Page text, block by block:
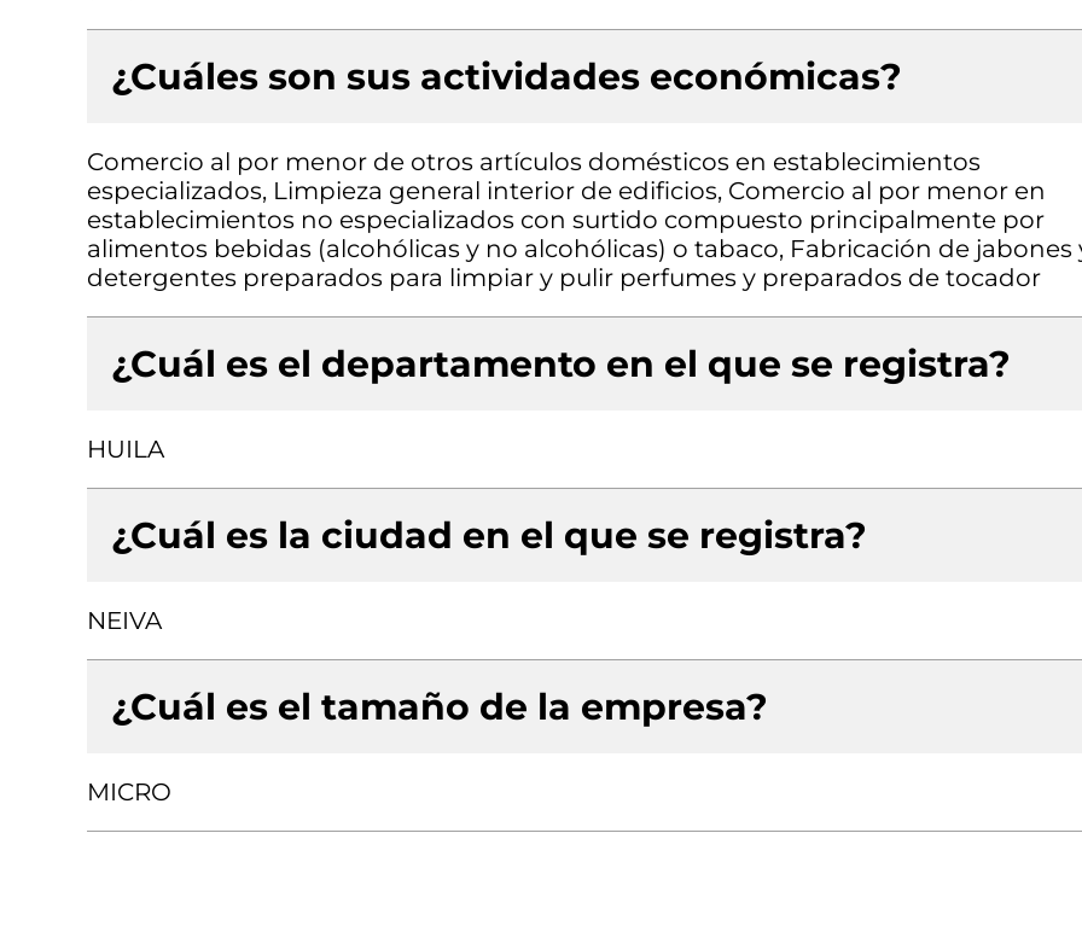
¿Cuáles son sus actividades económicas?
Comercio al por menor de otros artículos domésticos en establecimientos
especializados, Limpieza general interior de edificios, Comercio al por menor en
establecimientos no especializados con surtido compuesto principalmente por
alimentos bebidas (alcohólicas y no alcohólicas) o tabaco, Fabricación de jabones
detergentes preparados para limpiar y pulir perfumes y preparados de tocador
¿Cuál es el departamento en el que se registra?
HUILA
¿Cuál es la ciudad en el que se registra?
NEIVA
¿Cuál es el tamaño de la empresa?
MICRO